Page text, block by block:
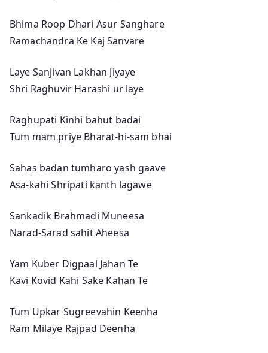
Bhima Roop Dhari Asur Sanghare
Ramachandra Ke Kaj Sanvare
Laye Sanjivan Lakhan Jiyaye
Shri Raghuvir Harashi ur laye
Raghupati Kinhi bahut badai
Tum mam priye Bharat-hi-sam bhai
Sahas badan tumharo yash gaave
Asa-kahi Shripati kanth lagawe
Sankadik Brahmadi Muneesa
Narad-Sarad sahit Aheesa
Yam Kuber Digpaal Jahan Te
Kavi Kovid Kahi Sake Kahan Te
Tum Upkar Sugreevahin Keenha
Ram Milaye Rajpad Deenha